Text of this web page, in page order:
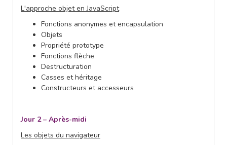
L'approche objet en JavaScript
Fonctions anonymes et encapsulation
Objets
Propriété prototype
Fonctions flèche
Destructuration
Casses et héritage
Constructeurs et accesseurs
Jour 2 – Après-midi
Les objets du navigateur